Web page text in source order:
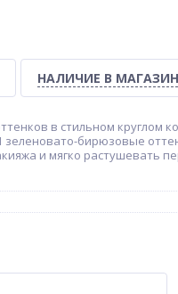
НАЛИЧИЕ В
в стильном круглом
бирюзовые
и мягко